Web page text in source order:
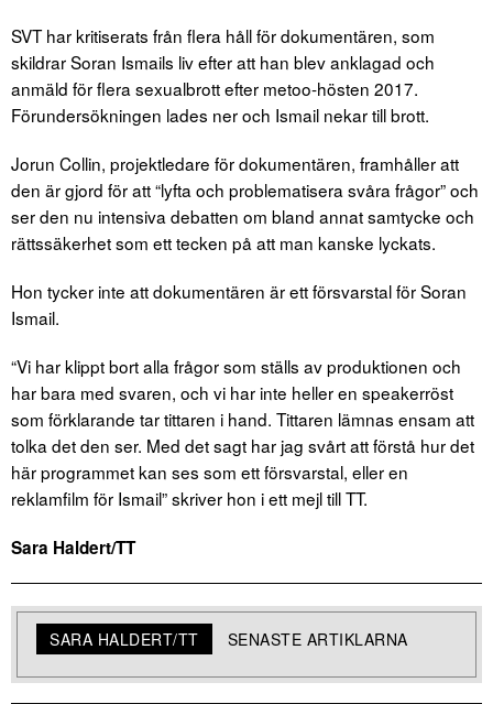
SVT har kritiserats från flera håll för dokumentären, som
skildrar Soran Ismails liv efter att han blev anklagad och
anmäld för flera sexualbrott efter metoo-hösten 2017.
Förundersökningen lades ner och Ismail nekar till brott.
Jorun Collin, projektledare för dokumentären, framhåller att
den är gjord för att “lyfta och problematisera svåra frågor” och
ser den nu intensiva debatten om bland annat samtycke och
rättssäkerhet som ett tecken på att man kanske lyckats.
Hon tycker inte att dokumentären är ett försvarstal för Soran
Ismail.
“Vi har klippt bort alla frågor som ställs av produktionen och
har bara med svaren, och vi har inte heller en speakerröst
som förklarande tar tittaren i hand. Tittaren lämnas ensam att
tolka det den ser. Med det sagt har jag svårt att förstå hur det
här programmet kan ses som ett försvarstal, eller en
reklamfilm för Ismail” skriver hon i ett mejl till TT.
Sara Haldert/TT
SARA HALDERT/TT SENASTE ARTIKLARNA